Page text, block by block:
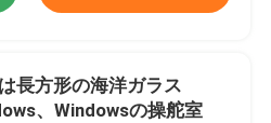
長方形の海洋ガラス
、Windowsの操舵室